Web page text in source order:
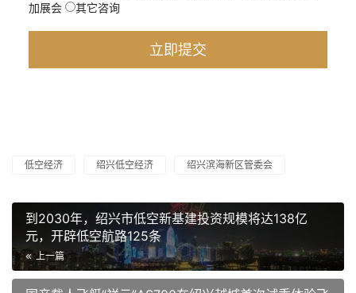
加展会
其它咨询
低空经济 绍兴低空经济 绍兴滨海新区管委会
到2030年，绍兴市低空新基建投资规模将达138亿
元，开辟低空航路125条
上一篇